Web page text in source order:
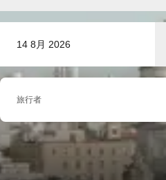
14 8月 2026
旅行者